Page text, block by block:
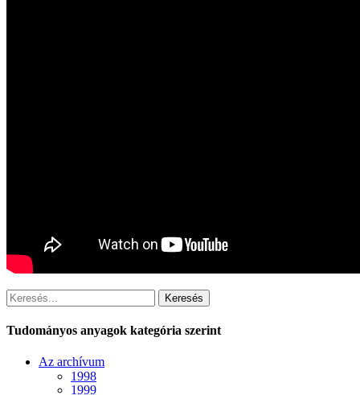
Keresés
Tudományos anyagok kategória szerint
Az archívum
1998
1999